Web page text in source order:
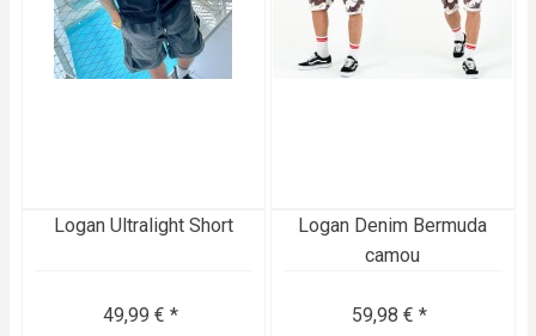
Logan Ultralight Short
49,99 € *
Logan Denim Bermuda
camou
59,98 € *